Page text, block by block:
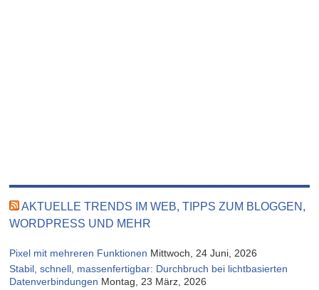
AKTUELLE TRENDS IM WEB, TIPPS ZUM BLOGGEN,
WORDPRESS UND MEHR
Pixel mit mehreren Funktionen Mittwoch, 24 Juni, 2026
Stabil, schnell, massenfertigbar: Durchbruch bei lichtbasierten
Datenverbindungen Montag, 23 März, 2026